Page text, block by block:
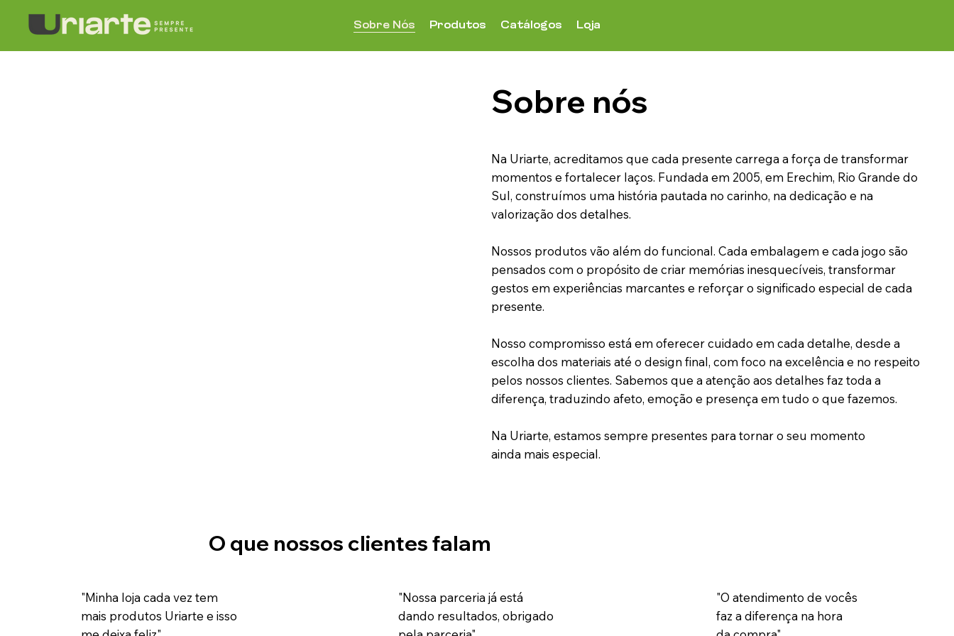
Sobre Nós Produtos Catálogos Loja
​"Minha loja cada vez tem
mais produtos Uriarte e isso
​"Nossa parceria já está
dando resultados, obrigado
​"O atendimento de vocês
faz a diferença na hora
O que nossos clientes falam
Sobre nós
Na Uriarte, acreditamos que cada presente carrega a força de transformar
momentos e fortalecer laços. Fundada em 2005, em Erechim, Rio Grande do
Sul, construímos uma história pautada no carinho, na dedicação e na
valorização dos detalhes.
Nossos produtos vão além do funcional. Cada embalagem e cada jogo são
pensados com o propósito de criar memórias inesquecíveis, transformar
gestos em experiências marcantes e reforçar o significado especial de cada
presente.
Nosso compromisso está em oferecer cuidado em cada detalhe, desde a
escolha dos materiais até o design final, com foco na excelência e no respeito
pelos nossos clientes. Sabemos que a atenção aos detalhes faz toda a
diferença, traduzindo afeto, emoção e presença em tudo o que fazemos.
Na Uriarte, estamos sempre presentes para tornar o seu momento
ainda mais especial.